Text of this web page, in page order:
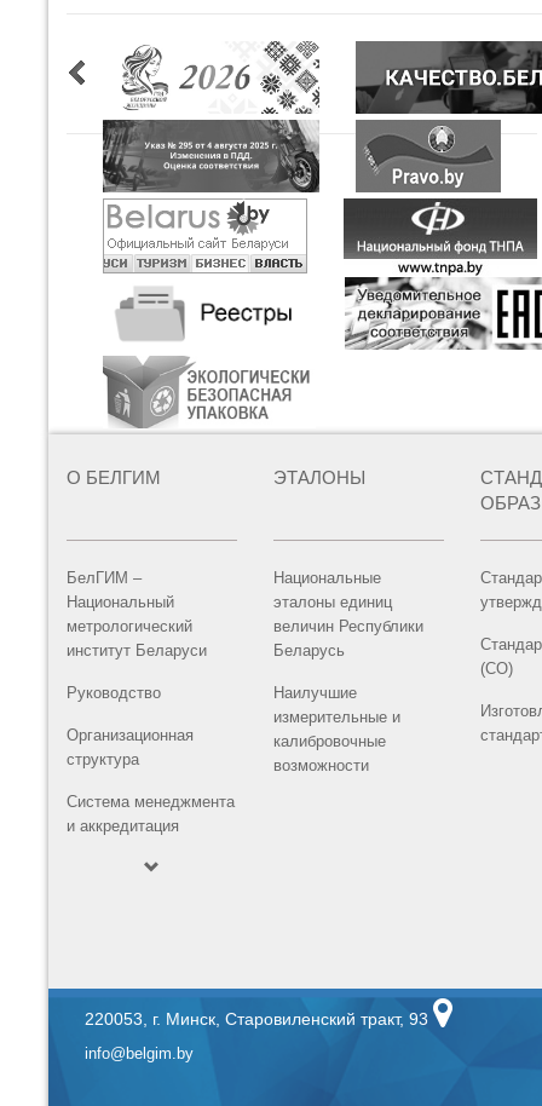
О БЕЛГИМ
БелГИМ –
Национальный
метрологический
институт Беларуси
Руководство
Организационная
структура
Система менеджмента
и аккредитация
ЭТАЛОНЫ
Национальные
эталоны единиц
величин Республики
Беларусь
Наилучшие
измерительные и
калибровочные
возможности
(СО)
220053, г. Минск, Старовиленский тракт, 93
info@belgim.by